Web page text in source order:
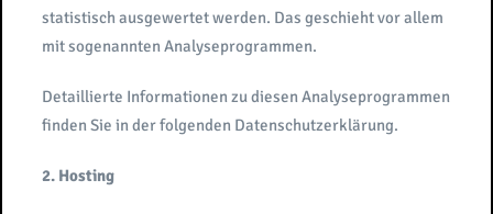
statistisch ausgewertet werden. Das geschieht vor allem
mit sogenannten Analyseprogrammen.
Detaillierte Informationen zu diesen Analyseprogrammen
finden Sie in der folgenden Datenschutzerklärung.
2. Hosting